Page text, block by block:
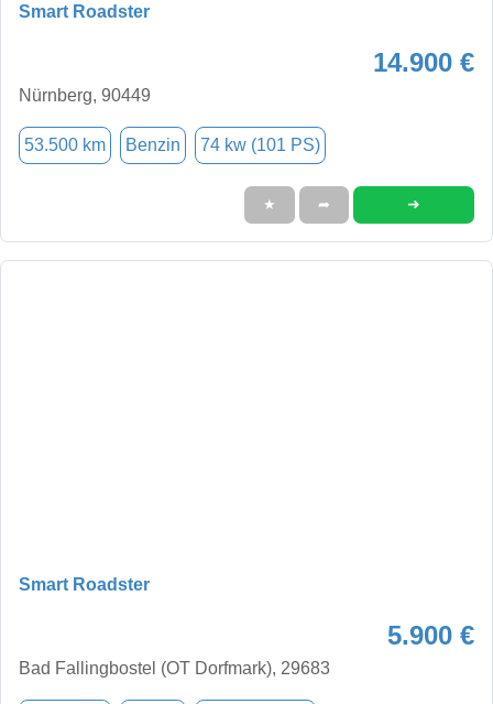
Smart Roadster
14.900 €
Nürnberg, 90449
53.500 km Benzin 74 kw (101 PS)
★ ➦ ➜
Smart Roadster
5.900 €
Bad Fallingbostel (OT Dorfmark), 29683